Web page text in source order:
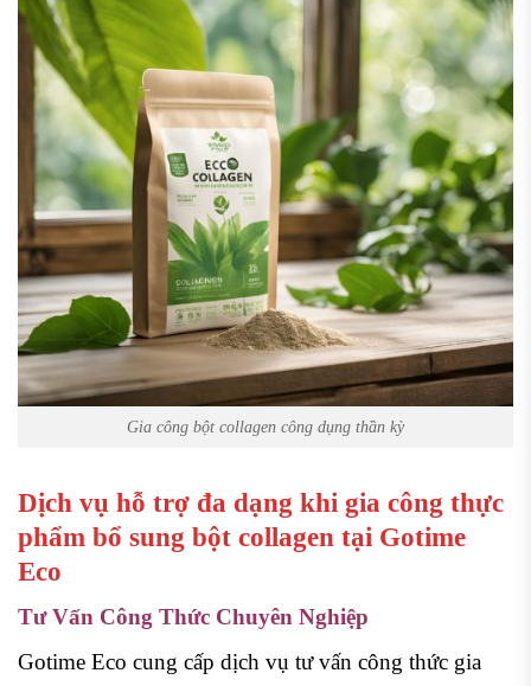
Gia công bột collagen công dụng thần kỳ
Dịch vụ hỗ trợ đa dạng khi gia công thực
phẩm bổ sung bột collagen tại Gotime
Eco
Tư Vấn Công Thức Chuyên Nghiệp
Gotime Eco cung cấp dịch vụ tư vấn công thức gia